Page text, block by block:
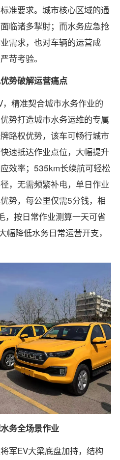
准要求。城市核心区域的通
临诸多掣肘；而水务应急抢
需求，也对车辆的运营成
苛考验。
势破解运营痛点
精准契合城市水务作业的
势打造城市水务运维的专属
路权优势，该车可畅行城市
速抵达作业点位，大幅提升
效率；535km长续航可轻松
，无需频繁补电，单日作业
势，每公里仅需5分钱，相
，按日常作业测算一天可省
降低水务日常运营开支，
务全场景作业
军EV大梁底盘加持，结构